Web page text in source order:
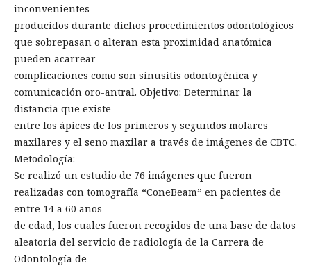
inconvenientes
producidos durante dichos procedimientos odontológicos
que sobrepasan o alteran esta proximidad anatómica
pueden acarrear
complicaciones como son sinusitis odontogénica y
comunicación oro-antral. Objetivo: Determinar la
distancia que existe
entre los ápices de los primeros y segundos molares
maxilares y el seno maxilar a través de imágenes de CBTC.
Metodología:
Se realizó un estudio de 76 imágenes que fueron
realizadas con tomografía “ConeBeam” en pacientes de
entre 14 a 60 años
de edad, los cuales fueron recogidos de una base de datos
aleatoria del servicio de radiología de la Carrera de
Odontología de